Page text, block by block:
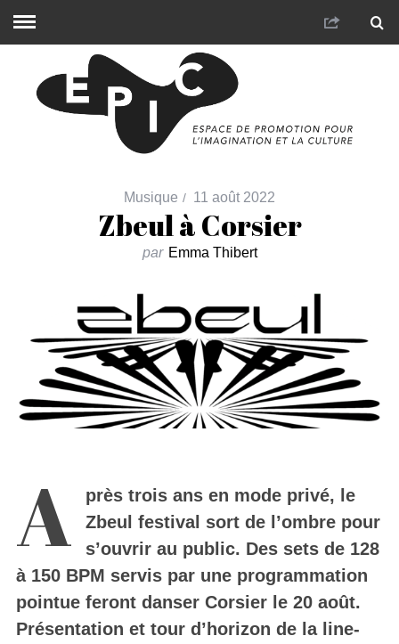
Musique 11 août 2022
Zbeul à Corsier
par Emma Thibert
A
près trois ans en mode privé, le
Zbeul festival sort de l’ombre pour
s’ouvrir au public. Des sets de 128
à 150 BPM servis par une programmation
pointue feront danser Corsier le 20 août.
Présentation et tour d’horizon de la line-